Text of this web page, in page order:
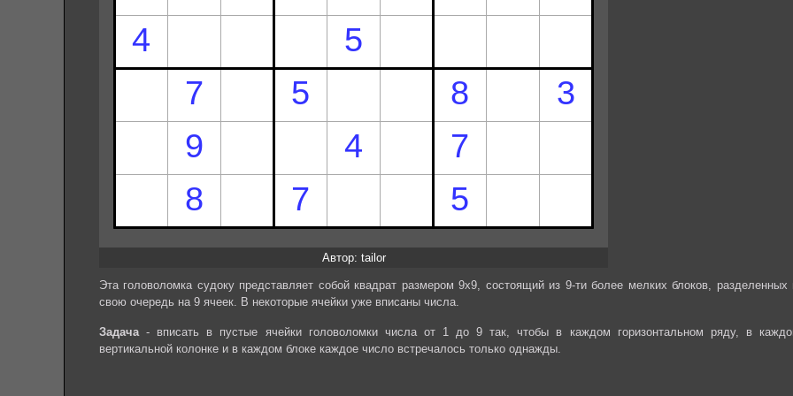
Автор: tailor
Эта головоломка судоку представляет собой квадрат размером 9х9, состоящий из 9-ти более мелких блоков, разделенных
свою очередь на 9 ячеек. В некоторые ячейки уже вписаны числа.
Задача- вписать в пустые ячейки головоломки числа от 1 до 9 так, чтобы в каждом горизонтальном ряду, в
вертикальной колонке и в каждом блоке каждое число встречалось только однажды.